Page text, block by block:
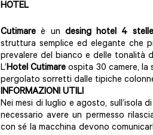
HOTEL
Cutimare è un desing hotel 4 stelle
struttura semplice ed elegante che
prevalere del bianco e delle tonalità
L’Hotel Cutimare ospita 30 camere, la
pergolato sorretti dalle tipiche
INFORMAZIONI UTILI
Nei mesi di luglio e agosto, sull’isola
necessario avere un permesso
con sé la macchina devono